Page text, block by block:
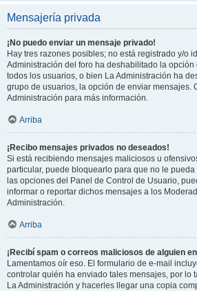
Mensajería privada
¡No puedo enviar un mensaje privado!
Hay tres razones posibles; no está registrado y/o
Administración del foro ha deshabilitado la
todos los usuarios, o bien La Administración ha
grupo de usuarios, la opción de enviar mensajes.
Administración para más información.
Arriba
¡Recibo mensajes privados no deseados!
Si está recibiendo mensajes maliciosos u
particular, puede bloquearlo para que no le
las opciones del Panel de Control de Usuario,
informar o reportar dichos mensajes a los
Administración.
Arriba
¡Recibí spam o correos maliciosos de alguien
Lamentamos oír eso. El formulario de e-mail
controlar quién ha enviado tales mensajes, por lo
La Administración y hacerles llegar una copia